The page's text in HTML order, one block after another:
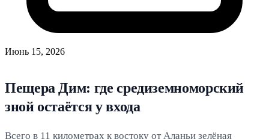
Июнь 15, 2026
Пещера Дим: где средиземноморский
зной остаётся у входа
Всего в 11 километрах к востоку от Аланьи зелёная